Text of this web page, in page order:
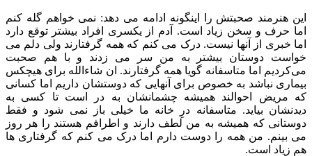
این هنرمند صحبتش را اینگونه ادامه می دهد: نمی خواهم گله کنم
اما حرف و سخن زیاد است. آدم از یکسری افراد بیشتر توقع دارد
اما خبری از آنها نیست. درک می کنم که همه گرفتارند ولی دلم می
خواست دوستان بیشتر به من سر می زدند و با هم صحبت
می‌کردیم اما متاسفانه گویا همه گرفتارند. ان شاءالله برای هیچکس
بیماری نباشد به خصوص برای آنهایی که دوستشان داریم اما کسانی
که مریض احوالند همیشه چشمانشان به در است تا کسی به
دیدنشان بیاید. متاسفانه درِ خانه ما خیلی باز نمی شود و فقط
دوستانی که همیشه به من لطف دارند و اطرافم هستند را هر روز
می بینم. من همه را دوست دارم اما درک می کنم که گرفتاری ها
هم زیاد است.